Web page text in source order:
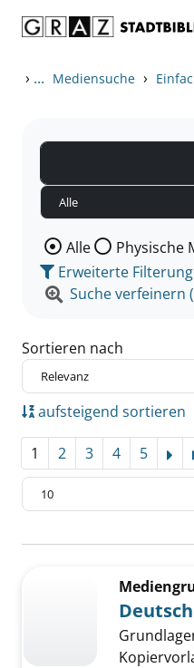
› ... Mediensuche ›
Wählen Sie die
Alle Physische
Erweiterte Filterung
Suche verfeinern
Sortieren nach
aufsteigend sortieren
1 2 3 4 5
Zu den Suchfiltern